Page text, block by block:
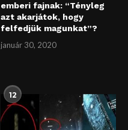
emberi fajnak: “Tényleg
azt akarjátok, hogy
felfedjük magunkat”?
január 30, 2020
12